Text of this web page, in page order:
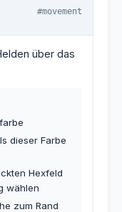
#movement
über das
dieser Farbe
Hexfeld
wählen
zum Rand